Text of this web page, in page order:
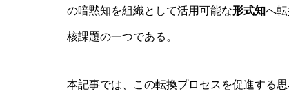
量子デコヒーレンスとエナクテ
の暗黙知を組織として活用可能な形式知へ
核課題の一つである。
本記事では、この転換プロセスを促進する